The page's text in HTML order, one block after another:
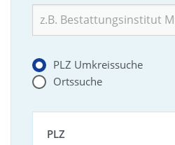
PLZ Umkreissuche
Ortssuche
PLZ